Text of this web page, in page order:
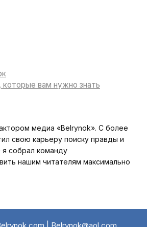
вам нужно знать
медиа «Belrynok». С более
свою карьеру поиску правды и
собрал команду
нашим читателям максимально